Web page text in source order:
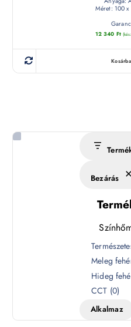
Méret: 100 x
12 340 Ft
Bezárás
Meleg
Hideg
CCT (0)
Alkalmaz